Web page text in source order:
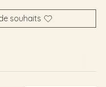
souhaits